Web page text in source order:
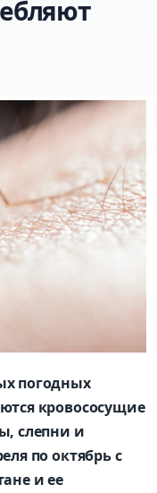
погодных
кровососущие
слепни и
по октябрь с
и ее